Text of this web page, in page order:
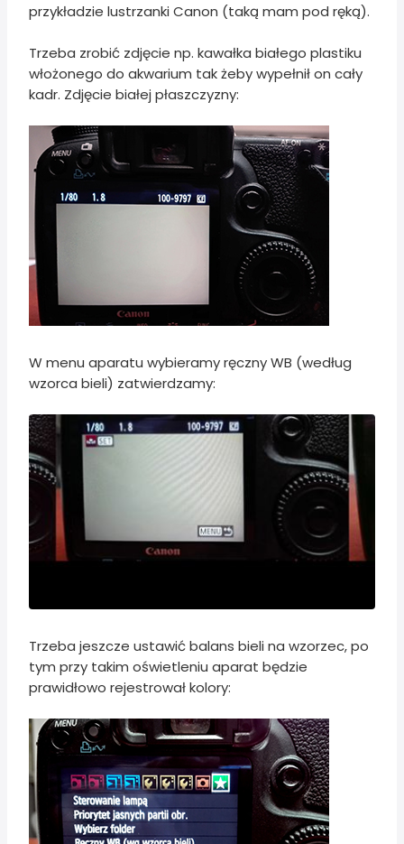
przykładzie lustrzanki Canon (taką mam pod ręką).
Trzeba zrobić zdjęcie np. kawałka białego plastiku
włożonego do akwarium tak żeby wypełnił on cały
kadr. Zdjęcie białej płaszczyzny:
W menu aparatu wybieramy ręczny WB (według
wzorca bieli) zatwierdzamy:
Trzeba jeszcze ustawić balans bieli na wzorzec, po
tym przy takim oświetleniu aparat będzie
prawidłowo rejestrował kolory: